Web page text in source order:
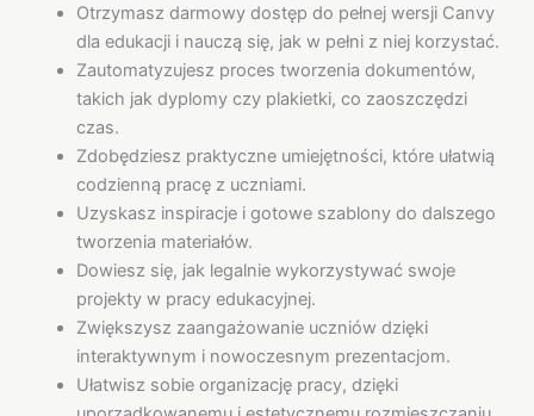
Otrzymasz darmowy dostęp do pełnej wersji Canvy
dla edukacji i nauczą się, jak w pełni z niej korzystać.
Zautomatyzujesz proces tworzenia dokumentów,
takich jak dyplomy czy plakietki, co zaoszczędzi
czas.
Zdobędziesz praktyczne umiejętności, które ułatwią
codzienną pracę z uczniami.
Uzyskasz inspiracje i gotowe szablony do dalszego
tworzenia materiałów.
Dowiesz się, jak legalnie wykorzystywać swoje
projekty w pracy edukacyjnej.
Zwiększysz zaangażowanie uczniów dzięki
interaktywnym i nowoczesnym prezentacjom.
Ułatwisz sobie organizację pracy, dzięki